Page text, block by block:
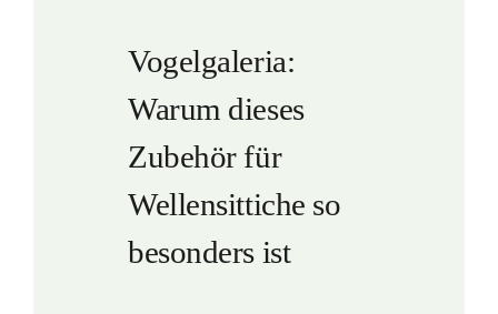
Vogelgaleria:
Warum dieses
Zubehör für
Wellensittiche so
besonders ist